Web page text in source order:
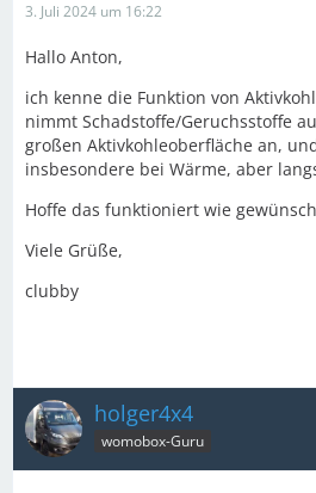
3. Juli 2024 um 16:22
Hallo Anton,
ich kenne die Funktion von
nimmt Schadstoffe/Geruchsstoffe
großen Aktivkohleoberfläche an,
insbesondere bei Wärme, aber
Hoffe das funktioniert wie
Viele Grüße,
clubby
holger4x4
womobox-Guru